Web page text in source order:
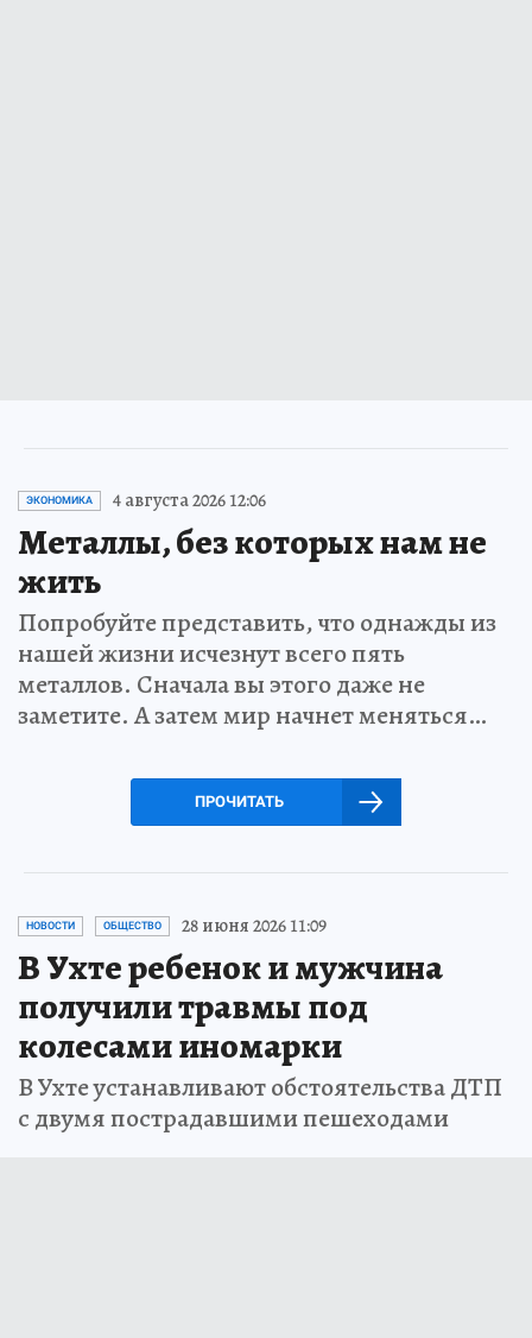
ЭКОНОМИКА 4 августа 2026 12:06
Металлы, без которых нам не
жить
Попробуйте представить, что однажды из
нашей жизни исчезнут всего пять
металлов. Сначала вы этого даже не
заметите. А затем мир начнет меняться…
ПРОЧИТАТЬ
НОВОСТИ ОБЩЕСТВО 28 июня 2026 11:09
В Ухте ребенок и мужчина
получили травмы под
колесами иномарки
В Ухте устанавливают обстоятельства ДТП
с двумя пострадавшими пешеходами